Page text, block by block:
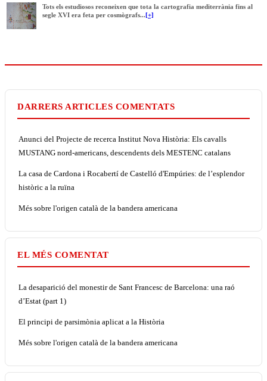
Tots els estudiosos reconeixen que tota la cartografia mediterrània fins al
segle XVI era feta per cosmògrafs... [+]
DARRERS ARTICLES COMENTATS
Anunci del Projecte de recerca Institut Nova Història: Els cavalls
MUSTANG nord-americans, descendents dels MESTENC catalans
La casa de Cardona i Rocabertí de Castelló d'Empúries: de l’esplendor
històric a la ruïna
Més sobre l'origen català de la bandera americana
EL MÉS COMENTAT
La desaparició del monestir de Sant Francesc de Barcelona: una raó
d’Estat (part 1)
El principi de parsimònia aplicat a la Història
Més sobre l'origen català de la bandera americana